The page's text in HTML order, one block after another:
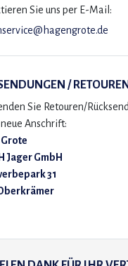
Sie uns per E-Mail:
/ RETOUREN
Sie Retouren/
Anschrift:
Grote
Jager GmbH
31